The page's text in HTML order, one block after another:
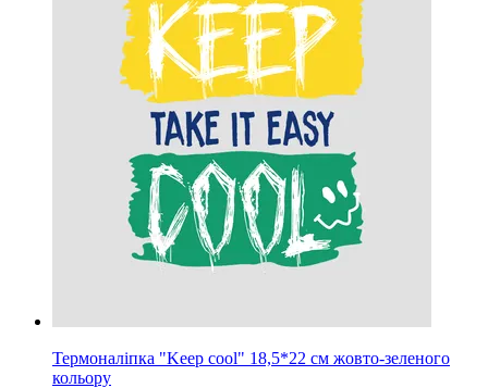
Термоналіпка "Keep cool" 18,5*22 см жовто-зеленого
кольору